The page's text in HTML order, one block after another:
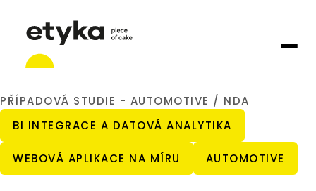
PŘÍPADOVÁ STUDIE - AUTOMOTIVE / NDA
BI INTEGRACE A DATOVÁ ANALYTIKA
WEBOVÁ APLIKACE NA MÍRU AUTOMOTIVE